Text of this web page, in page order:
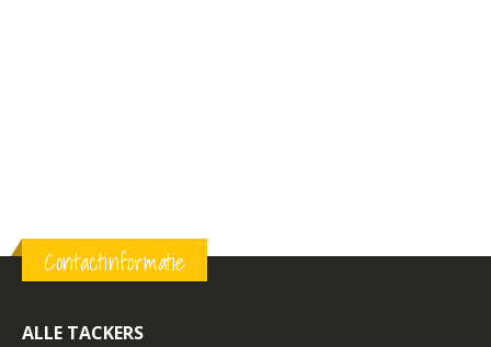
Contactinformatie
ALLE TACKERS